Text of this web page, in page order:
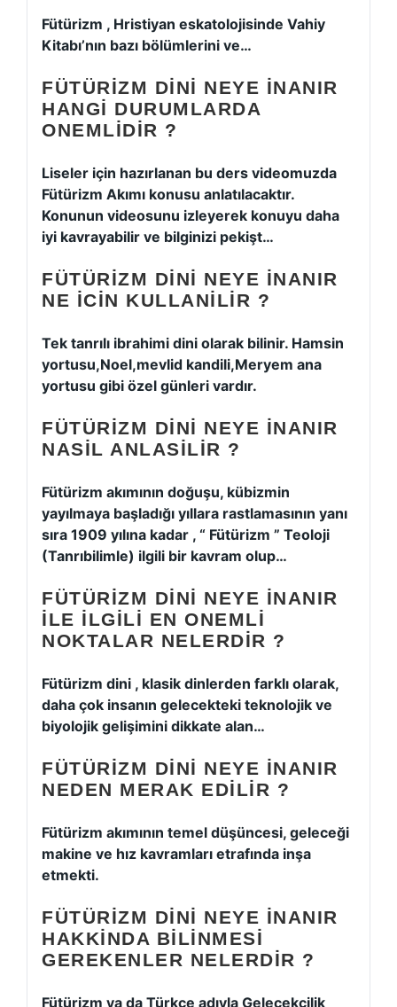
Fütürizm , Hristiyan eskatolojisinde Vahiy
Kitabı’nın bazı bölümlerini ve…
FÜTÜRIZM DINI NEYE INANIR
HANGI DURUMLARDA
ONEMLIDIR ?
Liseler için hazırlanan bu ders videomuzda
Fütürizm Akımı konusu anlatılacaktır.
Konunun videosunu izleyerek konuyu daha
iyi kavrayabilir ve bilginizi pekişt…
FÜTÜRIZM DINI NEYE INANIR
NE ICIN KULLANILIR ?
Tek tanrılı ibrahimi dini olarak bilinir. Hamsin
yortusu,Noel,mevlid kandili,Meryem ana
yortusu gibi özel günleri vardır.
FÜTÜRIZM DINI NEYE INANIR
NASIL ANLASILIR ?
Fütürizm akımının doğuşu, kübizmin
yayılmaya başladığı yıllara rastlamasının yanı
sıra 1909 yılına kadar , “ Fütürizm ” Teoloji
(Tanrıbilimle) ilgili bir kavram olup…
FÜTÜRIZM DINI NEYE INANIR
ILE ILGILI EN ONEMLI
NOKTALAR NELERDIR ?
Fütürizm dini , klasik dinlerden farklı olarak,
daha çok insanın gelecekteki teknolojik ve
biyolojik gelişimini dikkate alan…
FÜTÜRIZM DINI NEYE INANIR
NEDEN MERAK EDILIR ?
Fütürizm akımının temel düşüncesi, geleceği
makine ve hız kavramları etrafında inşa
etmekti.
FÜTÜRIZM DINI NEYE INANIR
HAKKINDA BILINMESI
GEREKENLER NELERDIR ?
Fütürizm ya da Türkçe adıyla Gelecekçilik